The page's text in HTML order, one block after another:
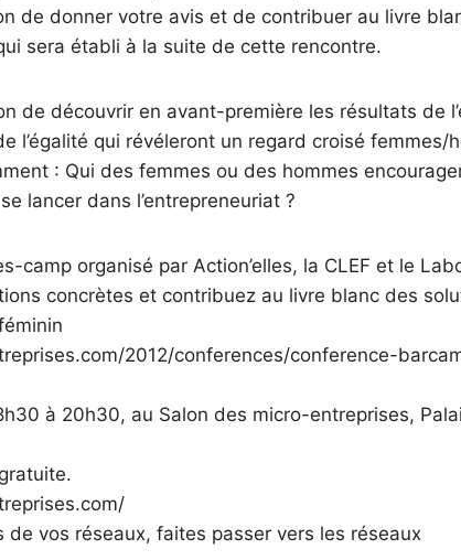
de donner votre avis et de contribuer au livre
sera établi à la suite de cette rencontre.
de découvrir en avant-première les résultats de
l’égalité qui révéleront un regard croisé femmes/
: Qui des femmes ou des hommes
lancer dans l’entrepreneuriat ?
camp organisé par Action’elles, la CLEF et le
concrètes et contribuez au livre blanc des
2012/conferences/conference-
à 20h30, au Salon des micro-entreprises,
de vos réseaux, faites passer vers les réseaux